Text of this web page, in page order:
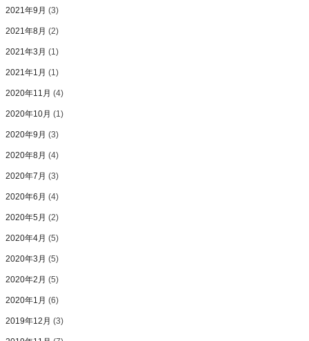
2021年9月 (3)
2021年8月 (2)
2021年3月 (1)
2021年1月 (1)
2020年11月 (4)
2020年10月 (1)
2020年9月 (3)
2020年8月 (4)
2020年7月 (3)
2020年6月 (4)
2020年5月 (2)
2020年4月 (5)
2020年3月 (5)
2020年2月 (5)
2020年1月 (6)
2019年12月 (3)